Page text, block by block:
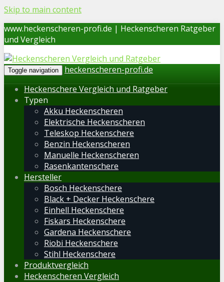
Skip to main content
www.heckenscheren-profi.de | Heckenscheren Ratgeber
und Vergleich
Toggle navigation
heckenscheren-profi.de
Heckenschere Vergleich und Ratgeber
Typen
Akku Heckenscheren
Elektrische Heckenscheren
Teleskop Heckenschere
Benzin Heckenscheren
Manuelle Heckenscheren
Rasenkantenschere
Hersteller
Bosch Heckenschere
Black + Decker Heckenschere
Einhell Heckenschere
Fiskars Heckenschere
Gardena Heckenschere
Riobi Heckenschere
Stihl Heckenschere
Produktvergleich
Heckenscheren Vergleich